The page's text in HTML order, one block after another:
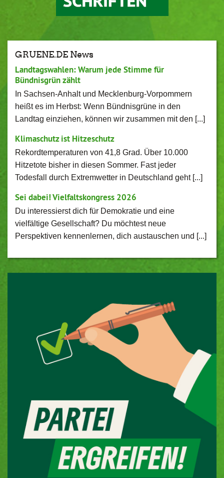
GRUENE.DE News
Landtagswahlen: Warum jede Stimme für
Bündnisgrün zählt
In Sachsen-Anhalt und Mecklenburg-Vorpommern
heißt es im Herbst: Wenn Bündnisgrüne in den
Landtag einziehen, können wir zusammen mit den [...]
Klimaschutz ist Hitzeschutz
Rekordtemperaturen von 41,8 Grad. Über 10.000
Hitzetote bisher in diesen Sommer. Fast jeder
Todesfall durch Extremwetter in Deutschland geht [...]
Sei dabei! Vielfaltskongress 2026
Du interessierst dich für Demokratie und eine
vielfältige Gesellschaft? Du möchtest neue
Perspektiven kennenlernen, dich austauschen und [...]